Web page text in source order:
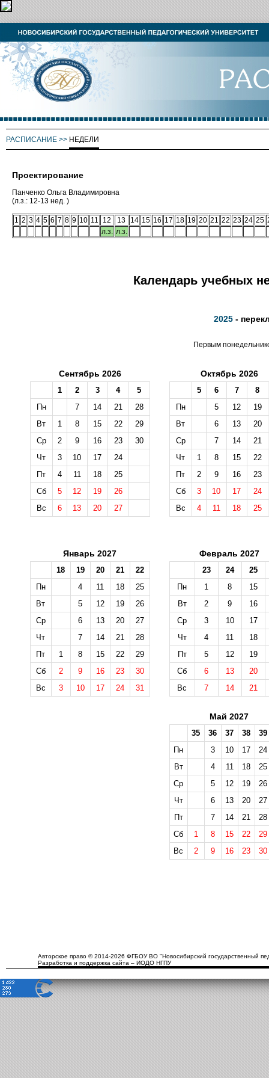
РАСПИСАНИЕ >> НЕДЕЛИ
Проектирование
Панченко Ольга Владимировна
(л.з.: 12-13 нед. )
1 2 3 4 5 6 7 8 9 10 11 12 13 14 15 16 17 18 19 20 21 22 23 24 25
л.з. л.з.
Календарь учебных
2025 -
Первым
Сентябрь 2026
1 2 3 4
5
Пн
7 14 21
28
Вт
1 8 15 22
29
Ср
2 9 16 23
30
Чт
3 10 17
24
Пт
4 11 18
25
Сб
5 12 19
26
Вс
6 13 20 27
Октябрь 2026
5 6 7
8
Пн
5 12
19
Вт
6 13
20
Ср
7 14
21
Чт
1 8 15
22
Пт
2 9 16
23
Сб
3 10 17
24
Вс
4 11 18 25
Январь 2027
18 19 20 21
22
Пн
4 11 18
25
Вт
5 12 19
26
Ср
6 13 20
27
Чт
7 14 21
28
Пт
1 8 15 22
29
Сб
2 9 16 23
30
Вс
3 10 17 24 31
Февраль 2027
23 24
25
Пн
1 8
15
Вт
2 9
16
Ср
3 10
17
Чт
4 11
18
Пт
5 12
19
Сб
6 13
20
Вс
7 14 21
Май 2027
35 36 37 38
39
Пн
3 10 17
24
Вт
4 11 18
25
Ср
5 12 19
26
Чт
6 13 20
27
Пт
7 14 21
28
Сб
1 8 15 22
29
Вс
2 9 16 23 30
Авторское право © 2014-2026 ФГБОУ ВО "Новосибирский государственный
Разработка и поддержка сайта – ИОДО НГПУ